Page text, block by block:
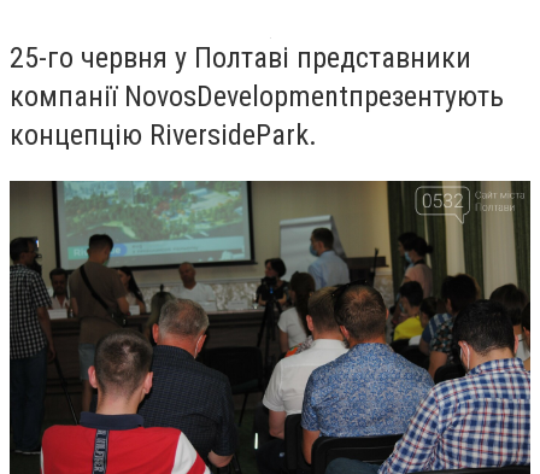
25-го червня у Полтаві представники
компанії NovosDevelopmentпрезентують
концепцію RiversidePark.